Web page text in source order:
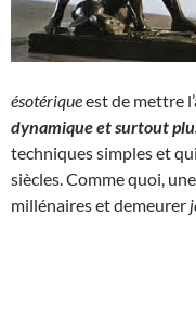
ésotériqueest de mettre
dynamique et surtout
techniques simples et
siècles. Comme quoi,
millénaires et demeurer